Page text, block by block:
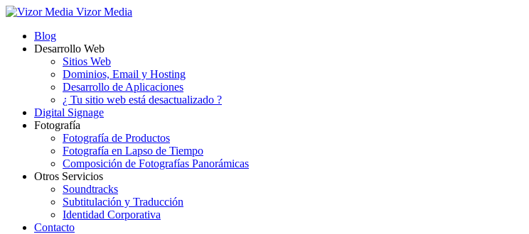
Vizor Media
Blog
Desarrollo Web
Sitios Web
Dominios, Email y Hosting
Desarrollo de Aplicaciones
¿ Tu sitio web está desactualizado ?
Digital Signage
Fotografía
Fotografía de Productos
Fotografía en Lapso de Tiempo
Composición de Fotografías Panorámicas
Otros Servicios
Soundtracks
Subtitulación y Traducción
Identidad Corporativa
Contacto